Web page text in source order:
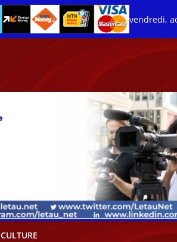
vendredi,
CULTURE